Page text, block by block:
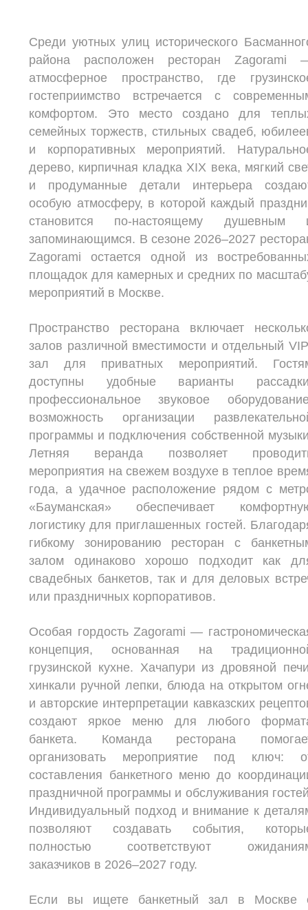
Среди уютных улиц исторического
района расположен ресторан Zagorami
атмосферное пространство, где
гостеприимство встречается с
комфортом. Это место создано для
семейных торжеств, стильных свадеб,
и корпоративных мероприятий.
дерево, кирпичная кладка XIX века, мягкий
и продуманные детали интерьера
особую атмосферу, в которой каждый
становится по-настоящему душевным
запоминающимся. В сезоне 2026–2027
Zagorami остается одной из
площадок для камерных и средних по
мероприятий в Москве.
Пространство ресторана включает
залов различной вместимости и отдельный
зал для приватных мероприятий.
доступны удобные варианты
профессиональное звуковое
возможность организации
программы и подключения собственной
Летняя веранда позволяет
мероприятия на свежем воздухе в теплое
года, а удачное расположение рядом с
«Бауманская» обеспечивает
логистику для приглашенных гостей.
гибкому зонированию ресторан с
залом одинаково хорошо подходит как
свадебных банкетов, так и для деловых
или праздничных корпоративов.
Особая гордость Zagorami —
концепция, основанная на
грузинской кухне. Хачапури из дровяной
хинкали ручной лепки, блюда на открытом
и авторские интерпретации кавказских
создают яркое меню для любого
банкета. Команда ресторана
организовать мероприятие под ключ:
составления банкетного меню до
праздничной программы и обслуживания
Индивидуальный подход и внимание к
позволяют создавать события,
полностью соответствуют
заказчиков в 2026–2027 году.
Если вы ищете банкетный зал в Москве